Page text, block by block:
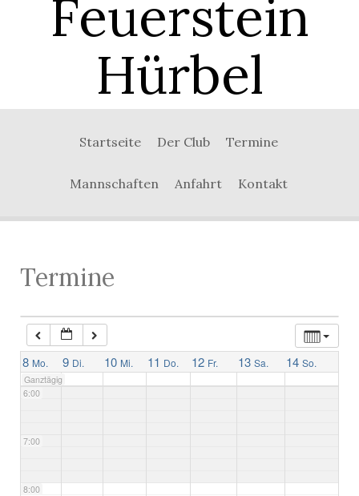
Feuerstein
Hürbel
Startseite Der Club Termine
Mannschaften Anfahrt Kontakt
Termine
8 Mo. 9 Di. 10 Mi. 11 Do. 12 Fr. 13 Sa. 14 So.
Ganztägig
5:00
6:00
7:00
8:00